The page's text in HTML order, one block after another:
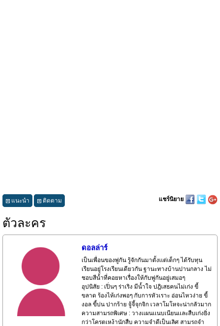
แนะนำ ติดตาม แชร์นิยาย
ตัวละคร
ดอลล่าร์
เป็นเพื่อนของพู่กัน รู้จักกันมาตั้งเเต่เด็กๆ ได้รับทุน
เรียนอยู่โรงเรียนเดียวกัน ฐานะทางบ้านปานกลาง ไม่
ชอบสีน้ำที่คอยหาเรื่องให้กับพู่กันอยู่เสมอๆ
อุปนิสัย : เปิ่นๆ ร่าเริง มีน้ำใจ ปฎิเสธคนไม่เก่ง ขี้
ขลาด ร้องไห้เก่งพอๆ กับการหัวเราะ อ่อนไหวง่าย ขี้
งอล ขี้บ่น ปากร้าย จู้จี้จุกจิก เวลาโมโหจะน่ากลัวมาก
ความสามรถพิเศษ : วางเเผนเเนบเนียนเเละสืบเก่งยิ่ง
กว่าโครตเหง้านักสืบ ความจำดีเป็นเลิศ สามรถจำ